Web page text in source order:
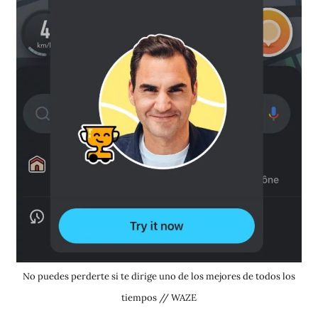
No puedes perderte si te dirige uno de los mejores de todos los
tiempos // WAZE